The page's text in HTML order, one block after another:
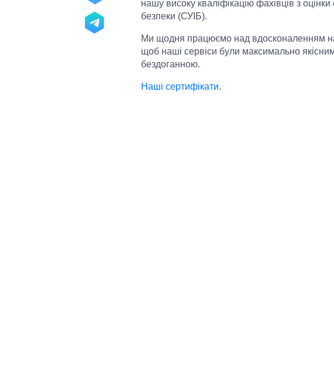
нашу високу кваліфікацію фахівців з
безпеки (СУІБ).
Ми щодня працюємо над вдосконаленням
щоб наші сервіси були максимально
бездоганною.
Наші сертифікати.